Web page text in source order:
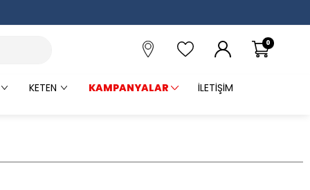
0
KETEN İLETIŞIM
KAMPANYALAR